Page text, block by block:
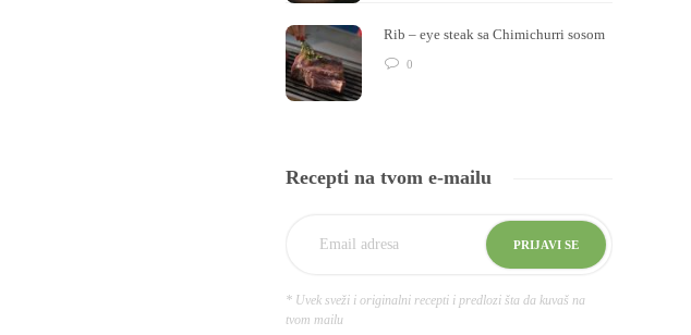
Rib – eye steak sa Chimichurri sosom
0
Recepti na tvom e-mailu
* Uvek sveži i originalni recepti i predlozi šta da kuvaš na
tvom mailu